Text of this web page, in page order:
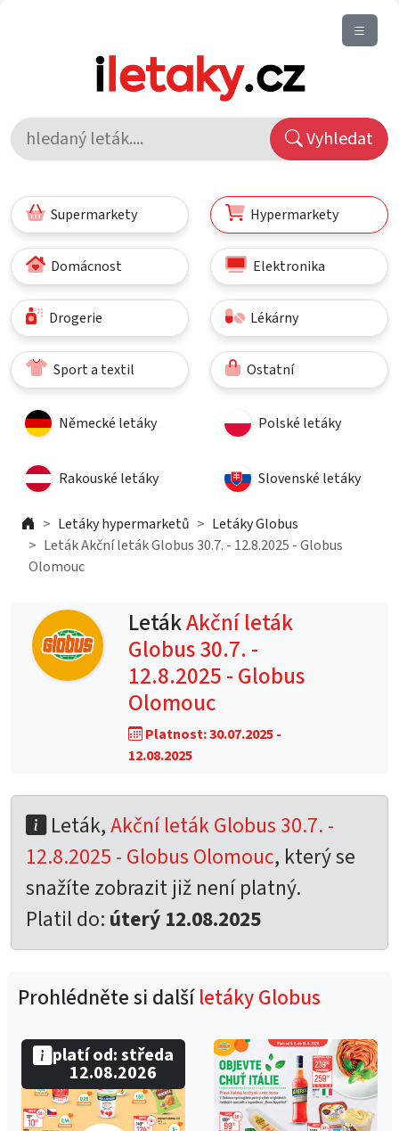
Vyhledat
Supermarkety Hypermarkety
Domácnost Elektronika
Drogerie Lékárny
Sport a textil Ostatní
Německé letáky Polské letáky
Rakouské letáky Slovenské letáky
Letáky hypermarketů
Letáky Globus
Leták Akční leták Globus 30.7. - 12.8.2025 - Globus
Olomouc
LetákAkční leták
Globus 30.7. -
12.8.2025 - Globus
Olomouc
Platnost: 30.07.2025 -
12.08.2025
Leták,Akční leták Globus 30.7. -
12.8.2025 - Globus Olomouc, který se
snažíte zobrazit již není platný.
Platil do: úterý 12.08.2025
Prohlédněte si dalšíletáky Globus
platí od: středa
12.08.2026